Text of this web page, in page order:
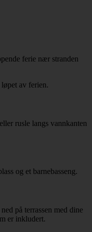
ferie nær stranden
av ferien.
rusle langs vannkanten
og et barnebasseng.
på terrassen med dine
er inkludert.